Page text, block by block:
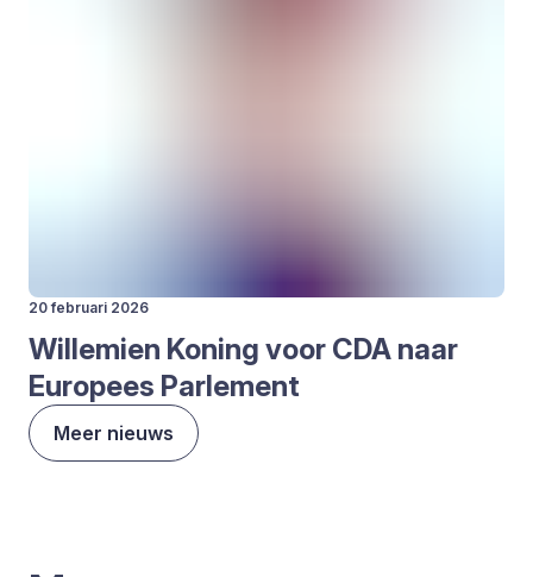
20 februari 2026
Wil­le­mien Koning voor CDA naar
Euro­pees Par­le­ment
Meer nieuws